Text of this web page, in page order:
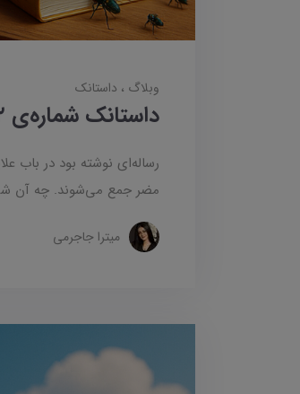
وبلاگ داستانک‌
داستانک شماره‌ی ۲۲ | رساله‌ی وزوزیه
رساله‌ای نوشته بود در باب
مضر جمع می‌شوند. چه آن
میترا جاجرمی